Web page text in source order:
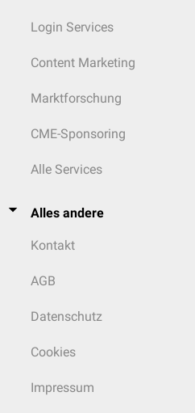
Login Services
Content Marketing
Marktforschung
CME-Sponsoring
Alle Services
Alles andere
Kontakt
AGB
Datenschutz
Cookies
Impressum